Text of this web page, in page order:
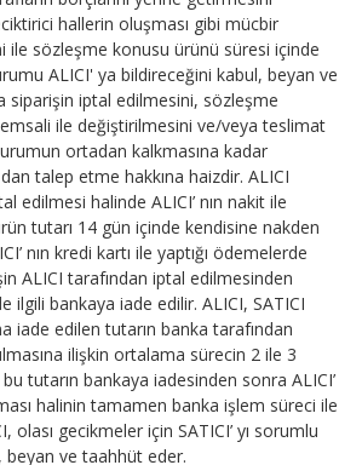
hallerin oluşması gibi mücbir
ile sözleşme konusu ürünü süresi içinde
ALICI' ya bildireceğini kabul, beyan ve
siparişin iptal edilmesini, sözleşme
ile değiştirilmesini ve/veya teslimat
ortadan kalkmasına kadar
talep etme hakkına haizdir. ALICI
edilmesi halinde ALICI’ nın nakit ile
tutarı 14 gün içinde kendisine nakden
nın kredi kartı ile yaptığı ödemelerde
ALICI tarafından iptal edilmesinden
ilgili bankaya iade edilir. ALICI, SATICI
iade edilen tutarın banka tarafından
ilişkin ortalama sürecin 2 ile 3
tutarın bankaya iadesinden sonra ALICI’
halinin tamamen banka işlem süreci ile
olası gecikmeler için SATICI’ yı sorumlu
beyan ve taahhüt eder.